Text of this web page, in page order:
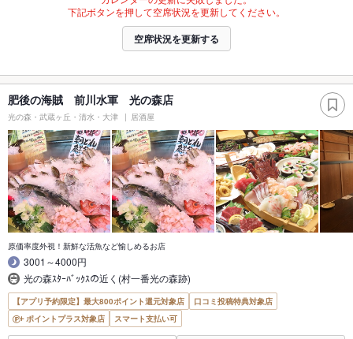
下記ボタンを押して空席状況を更新してください。
空席状況を更新する
肥後の海賊 前川水軍 光の森店
光の森・武蔵ヶ丘・清水・大津 居酒屋
原価率度外視！新鮮な活魚など愉しめるお店
3001～4000円
光の森ｽﾀｰﾊﾞｯｸｽの近く(村一番光の森跡)
【アプリ予約限定】最大800ポイント還元対象店
口コミ投稿特典対象店
ポイントプラス対象店
スマート支払い可